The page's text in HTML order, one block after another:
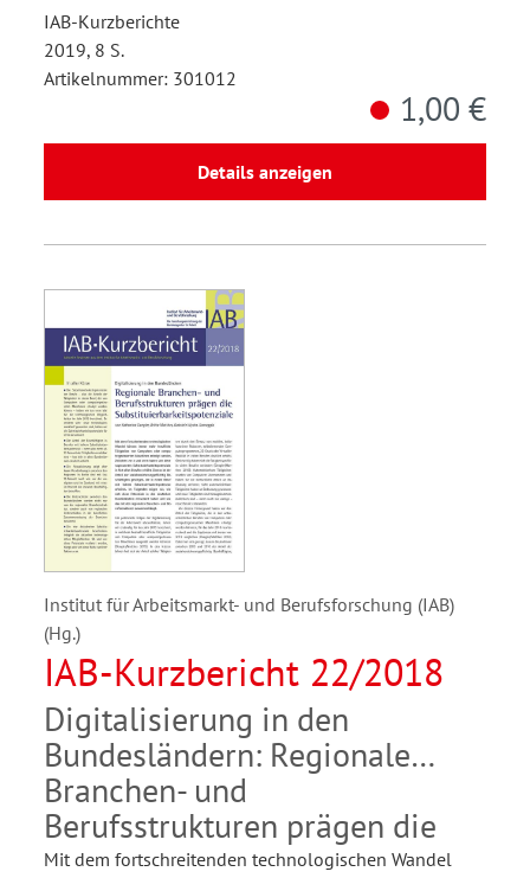
IAB-Kurzberichte
2019, 8 S.
Artikelnummer: 301012
1,00 €
Details anzeigen
Institut für Arbeitsmarkt- und Berufsforschung (IAB)
(Hg.)
IAB-Kurzbericht 22/2018
Digitalisierung in den
Bundesländern: Regionale
Branchen- und
Berufsstrukturen prägen die
Mit dem fortschreitenden technologischen Wandel